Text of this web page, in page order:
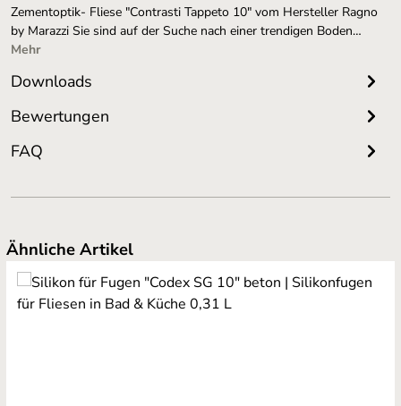
Zementoptik- Fliese "Contrasti Tappeto 10" vom Hersteller Ragno
by Marazzi Sie sind auf der Suche nach einer trendigen Boden…
Mehr
Downloads
Bewertungen
FAQ
Produktgalerie überspringen
Ähnliche Artikel